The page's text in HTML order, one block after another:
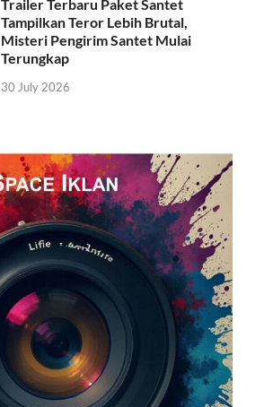
Trailer Terbaru Paket Santet
Tampilkan Teror Lebih Brutal,
Misteri Pengirim Santet Mulai
Terungkap
30 July 2026